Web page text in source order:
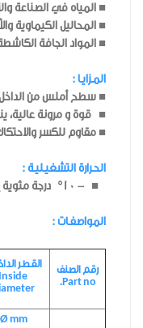
■ المياه في الصناعة
■ المحاليل الكيماوية
■ المواد الجافة
المـزايـا :
■ سطح أملس من
■ قوة و مرونة عالية،
■ مقاوم للكسر
الحـرارة التشغيـليـة :
■ - °10 درجة مئوية إلى 60° درجة مئوية.
المواصفـات :
رقم الصنف
Part no.
القـطـر
Inside
Ø mm.